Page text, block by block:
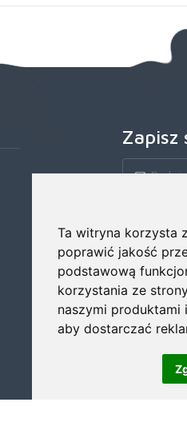
Ta witryna korzysta
poprawić jakość
podstawową
korzystania ze
naszymi produktami
aby dostarczać
Zapisz
Zapisz się